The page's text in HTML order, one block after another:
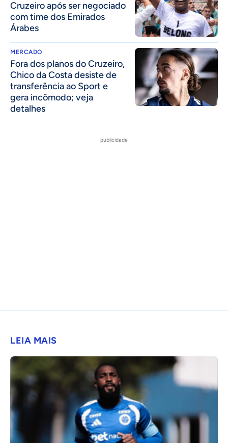
Cruzeiro após ser negociado
com time dos Emirados
Árabes
MERCADO
Fora dos planos do Cruzeiro,
Chico da Costa desiste de
transferência ao Sport e
gera incômodo; veja
detalhes
publicidade
LEIA MAIS